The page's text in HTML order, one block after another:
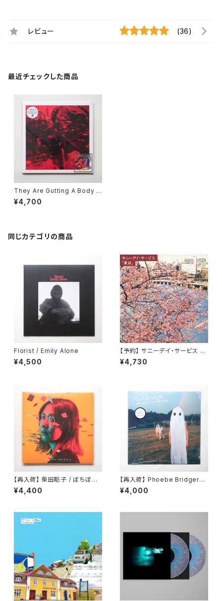
レビュー (36)
最近チェックした商品
They Are Gutting A Body O
f Water / Destiny XL
¥4,700
同じカテゴリの商品
Florist / Emily Alone
¥4,500
【予約】 サニーデイ・サービス /
東京 （LP）
¥4,730
【再入荷】 柴田聡子 / ぼちぼち
銀河
¥4,400
【再入荷】 Phoebe Bridgers /
Stranger In The Alps
¥4,000